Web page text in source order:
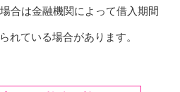
合は金融機関によって借入期間
れている場合があります。